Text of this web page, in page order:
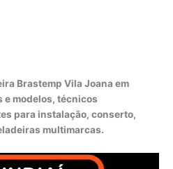
Brastemp Vila Joana em
e modelos, técnicos
para instalação, conserto,
multimarcas.